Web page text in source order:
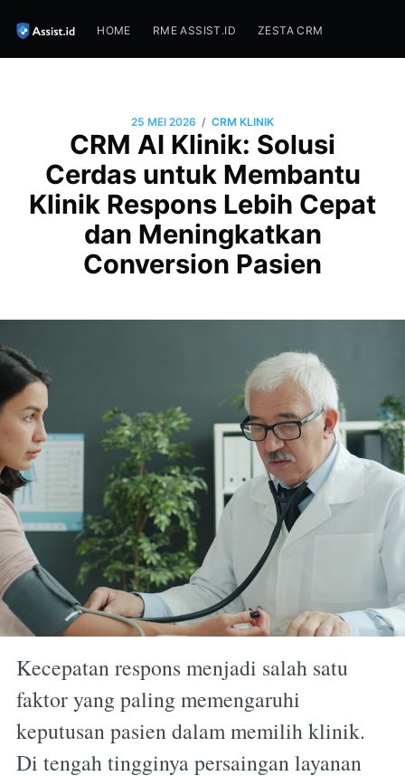
HOME RME ASSIST.ID ZESTA CRM
25 MEI 2026 / CRM KLINIK
CRM AI Klinik: Solusi
Cerdas untuk Membantu
Klinik Respons Lebih Cepat
dan Meningkatkan
Conversion Pasien
Kecepatan respons menjadi salah satu
faktor yang paling memengaruhi
keputusan pasien dalam memilih klinik.
Di tengah tingginya persaingan layanan